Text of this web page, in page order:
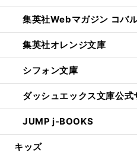
集英社Webマガジン コバ
集英社オレンジ文庫
シフォン文庫
ダッシュエックス文庫公式
JUMP j-BOOKS
キッズ